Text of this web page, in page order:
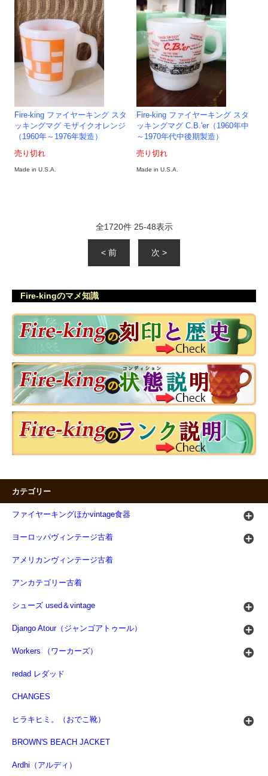
Fire-king ファイヤーキング スタ
ッキングマグ モザイクオレンジ
（1960年～1976年製造）
売り切れ
Made in U.S.A.
Fire-king ファイヤーキング スタ
ッキングマグ C.B.'er（1960年中
～1970年代中後期製造）
売り切れ
Made in U.S.A.
全1720件 25-48表示
< 前 次 >
Fire-kingのマメ知識
カテゴリー
ファイヤーキングほかvintage食器
ヨーロッパヴィンテージ古着
アメリカンヴィンテージ古着
アンカテゴリー古着
シューズ used＆vintage
Django Atour（ジャンゴアトゥール）
Workers （ワーカーズ）
redad レダッド
CHANGES
ヒラキヒミ。（おでこ靴）
BROWN'S BEACH JACKET
Ardhi（アルディ）